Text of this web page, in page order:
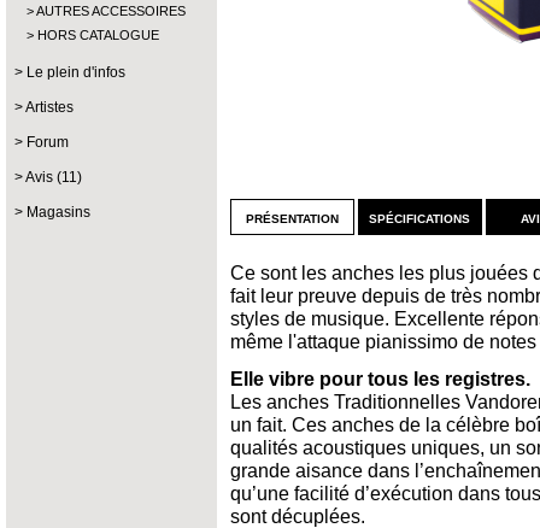
AUTRES ACCESSOIRES
HORS CATALOGUE
Le plein d'infos
Artistes
Forum
Avis (11)
Magasins présentation
Ce sont les anches les plus jouées
fait leur preuve depuis de très
styles de musique. Excellente
même l'attaque pianissimo de
Elle vibre pour tous les registres.
Les anches Traditionnelles
un fait. Ces anches de la célèbre
qualités acoustiques uniques, un
grande aisance dans
qu’une facilité d’exécution dans
sont décuplées.
spécifications